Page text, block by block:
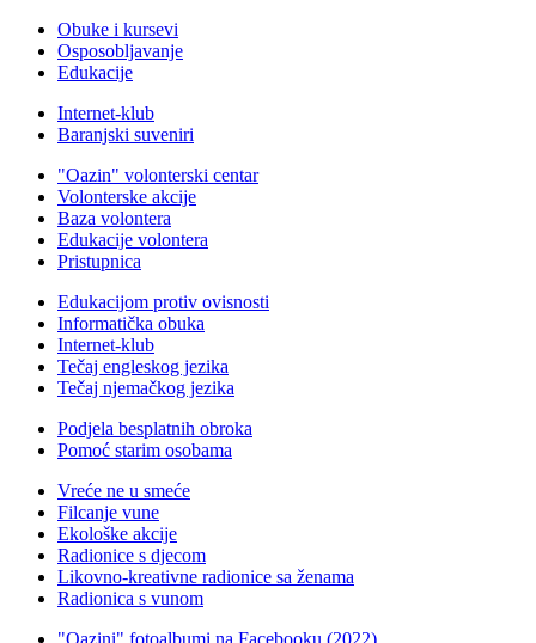
Obuke i kursevi
Osposobljavanje
Edukacije
Internet-klub
Baranjski suveniri
"Oazin" volonterski centar
Volonterske akcije
Baza volontera
Edukacije volontera
Pristupnica
Edukacijom protiv ovisnosti
Informatička obuka
Internet-klub
Tečaj engleskog jezika
Tečaj njemačkog jezika
Podjela besplatnih obroka
Pomoć starim osobama
Vreće ne u smeće
Filcanje vune
Ekološke akcije
Radionice s djecom
Likovno-kreativne radionice sa ženama
Radionica s vunom
"Oazini" fotoalbumi na Facebooku (2022)